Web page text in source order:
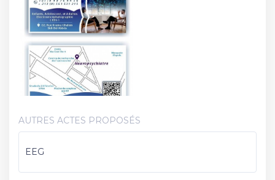
AUTRES ACTES PROPOSÉS
EEG